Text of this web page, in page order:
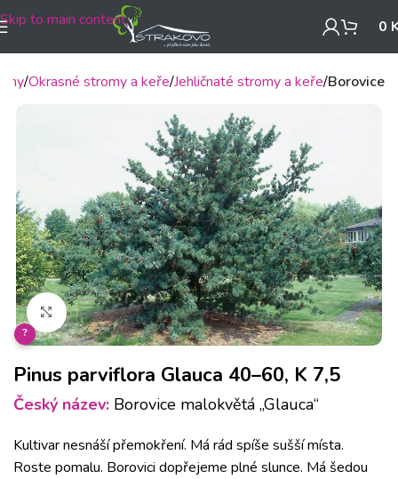
Skip to main content 0
Okrasné stromy a keře Jehličnaté stromy a keře Borovice
Klikněte pro zvětšení
?
Pinus parviflora Glauca 40–60, K 7,5
Český název: Borovice malokvětá „Glauca“
Kultivar nesnáší přemokření. Má rád spíše sušší místa.
Roste pomalu. Borovici dopřejeme plné slunce. Má šedou